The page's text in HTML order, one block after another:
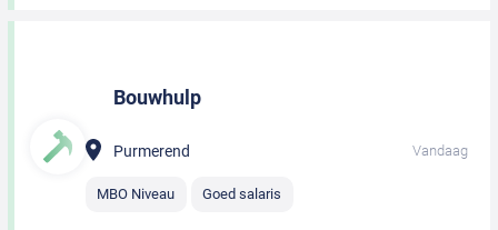
Bouwhulp
Purmerend Vandaag
MBO Niveau Goed salaris